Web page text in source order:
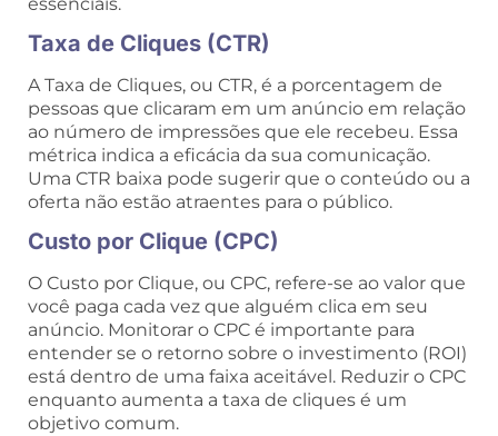
Taxa de Cliques (CTR)
A Taxa de Cliques, ou CTR, é a porcentagem de
pessoas que clicaram em um anúncio em relação
ao número de impressões que ele recebeu. Essa
métrica indica a eficácia da sua comunicação.
Uma CTR baixa pode sugerir que o conteúdo ou a
oferta não estão atraentes para o público.
Custo por Clique (CPC)
O Custo por Clique, ou CPC, refere-se ao valor que
você paga cada vez que alguém clica em seu
anúncio. Monitorar o CPC é importante para
entender se o retorno sobre o investimento (ROI)
está dentro de uma faixa aceitável. Reduzir o CPC
enquanto aumenta a taxa de cliques é um
objetivo comum.